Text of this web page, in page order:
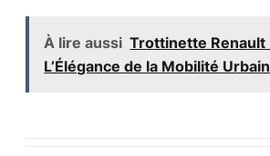
À lire aussi Trottinette Renault
L’Élégance de la Mobilité